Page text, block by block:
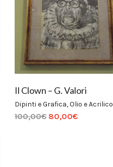
Il Clown – G. Valori
Dipinti e Grafica,Olio e Acrilico
100,00€ 80,00€